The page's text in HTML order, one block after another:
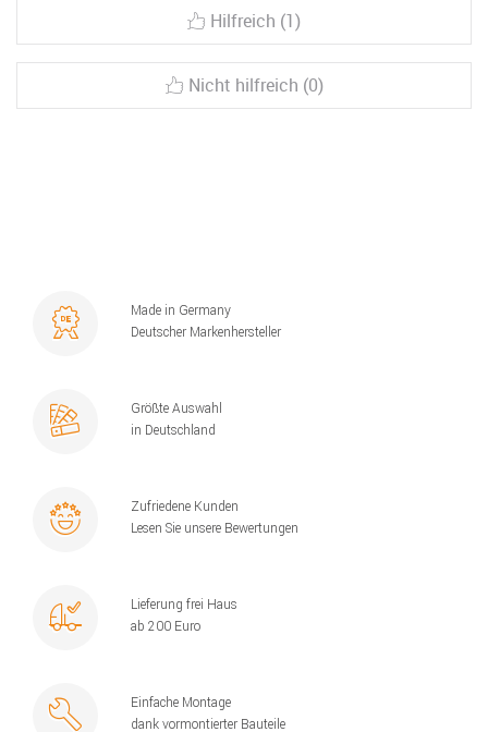
Hilfreich (1)
Nicht hilfreich (0)
Made in Germany
Deutscher Markenhersteller
Größte Auswahl
in Deutschland
Zufriedene Kunden
Lesen Sie unsere Bewertungen
Lieferung frei Haus
ab 200 Euro
Einfache Montage
dank vormontierter Bauteile